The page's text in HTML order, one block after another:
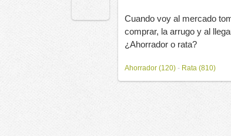
Cuando voy al mercado
comprar, la arrugo y al
¿Ahorrador o rata?
Ahorrador (120) - Rata (810)